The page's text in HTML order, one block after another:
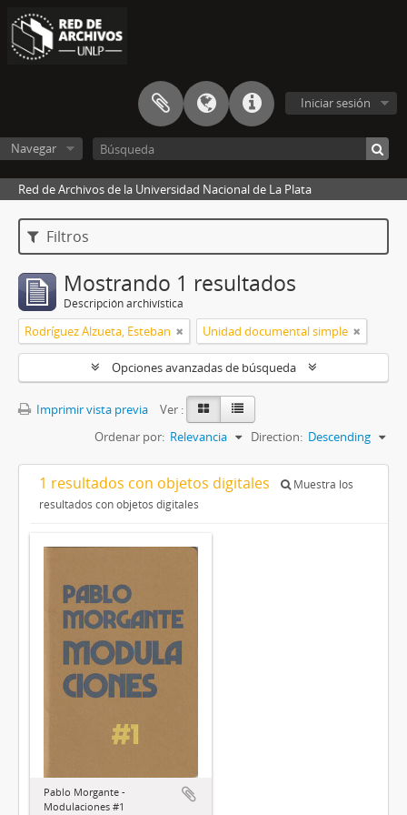
Iniciar sesión
Navegar
Red de Archivos de la Universidad Nacional de La Plata
Filtros
Mostrando 1 resultados
Descripción archivística
Rodríguez Alzueta, Esteban Unidad documental simple
Opciones avanzadas de búsqueda
Imprimir vista previa
Ver :
Ordenar por: Relevancia Direction: Descending
1 resultados con objetos digitales
Muestra los
resultados con objetos digitales
Pablo Morgante -
Modulaciones #1